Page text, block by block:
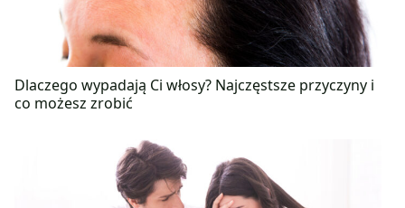
Dlaczego wypadają Ci włosy? Najczęstsze przyczyny i
co możesz zrobić